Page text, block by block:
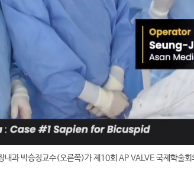
내과 박승정교수(오른쪽)가 제10회 AP VALVE 국제학술회